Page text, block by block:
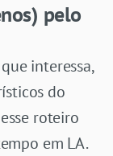
pelo
interessa,
do
roteiro
em LA.